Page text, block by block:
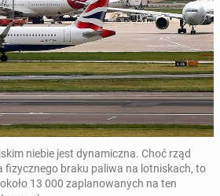
niebie jest dynamiczna. Choć rząd
fizycznego braku paliwa na lotniskach, to
13 000 zaplanowanych na ten